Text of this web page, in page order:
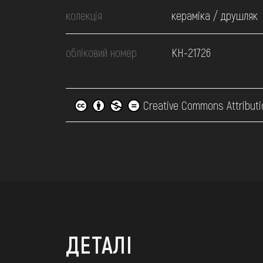
колекція кераміка / друшляк
обліковий номер КН-21726
Creative Commons
ДЕТАЛІ